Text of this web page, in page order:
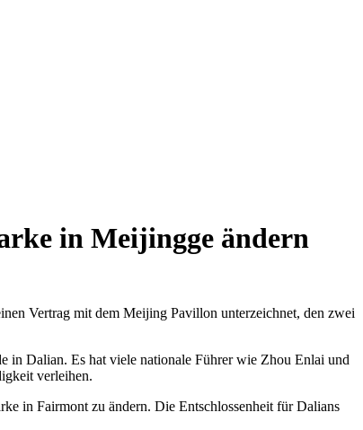
in Meijingge ändern
Vertrag mit dem Meijing Pavillon unterzeichnet, den zwei
in Dalian. Es hat viele nationale Führer wie Zhou Enlai und
verleihen.
in Fairmont zu ändern. Die Entschlossenheit für Dalians